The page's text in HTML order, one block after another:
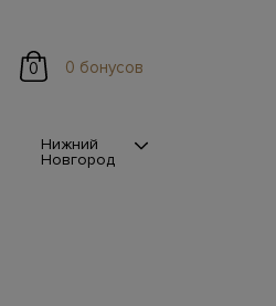
0 0 бонусов
Нижний
Новгород